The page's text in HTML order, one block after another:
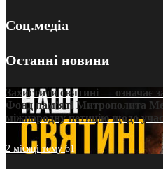
Соц.медіа
Останні новини
Захистити святині — означає
Фонд пам’яті Митрополита
міжнародну петицію щодо
2 місяці тому61